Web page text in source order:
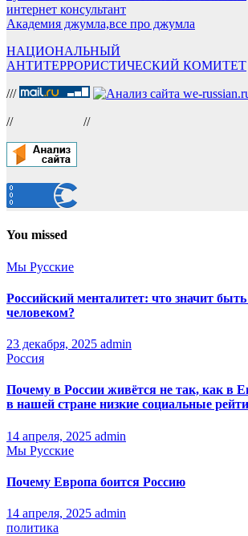
интернет консультант
Академия джумла,все про джумла
НАЦИОНАЛЬНЫЙ
АНТИТЕРРОРИСТИЧЕСКИЙ КОМИТЕТ
///
// //
You missed
Мы Русские
Российский менталитет: что значит
человеком?
23 декабря, 2025 admin
Россия
Почему в России живётся не так, как в
в нашей стране низкие социальные
14 апреля, 2025 admin
Мы Русские
Почему Европа боится Россию
14 апреля, 2025 admin
политика